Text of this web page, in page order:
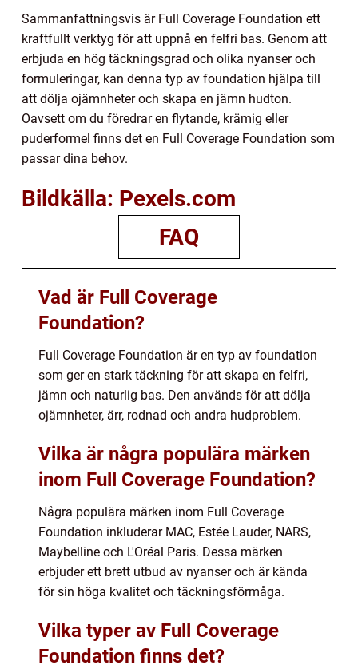
Sammanfattningsvis är Full Coverage Foundation ett
kraftfullt verktyg för att uppnå en felfri bas. Genom att
erbjuda en hög täckningsgrad och olika nyanser och
formuleringar, kan denna typ av foundation hjälpa till
att dölja ojämnheter och skapa en jämn hudton.
Oavsett om du föredrar en flytande, krämig eller
puderformel finns det en Full Coverage Foundation som
passar dina behov.
Bildkälla: Pexels.com
FAQ
Vad är Full Coverage
Foundation?
Full Coverage Foundation är en typ av foundation
som ger en stark täckning för att skapa en felfri,
jämn och naturlig bas. Den används för att dölja
ojämnheter, ärr, rodnad och andra hudproblem.
Vilka är några populära märken
inom Full Coverage Foundation?
Några populära märken inom Full Coverage
Foundation inkluderar MAC, Estée Lauder, NARS,
Maybelline och L'Oréal Paris. Dessa märken
erbjuder ett brett utbud av nyanser och är kända
för sin höga kvalitet och täckningsförmåga.
Vilka typer av Full Coverage
Foundation finns det?